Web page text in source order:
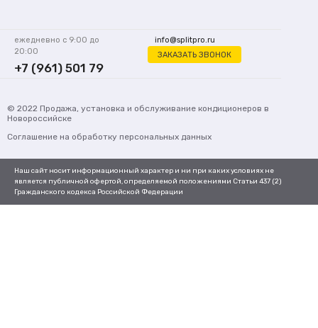
info@splitpro.ru
ЗАКАЗАТЬ ЗВОНОК
ежедневно с 9:00 до
20:00
+7 (961) 501 79
© 2022 Продажа, установка и обслуживание кондиционеров в
Новороссийске
Соглашение на обработку персональных данных
Наш сайт носит информационный характер и ни при каких условиях не
является публичной офертой, определяемой положениями Статьи 437 (2)
Гражданского кодекса Российской Федерации